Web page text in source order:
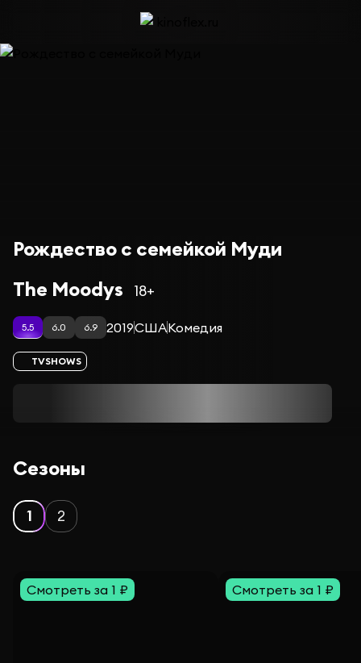
Рождество с семейкой Муди
The Moodys
18+
5.5 6.0 6.9 2019СШАКомедия
TVSHOWS
Сезоны
1 2
Смотреть за 1 ₽ Смотреть за 1 ₽